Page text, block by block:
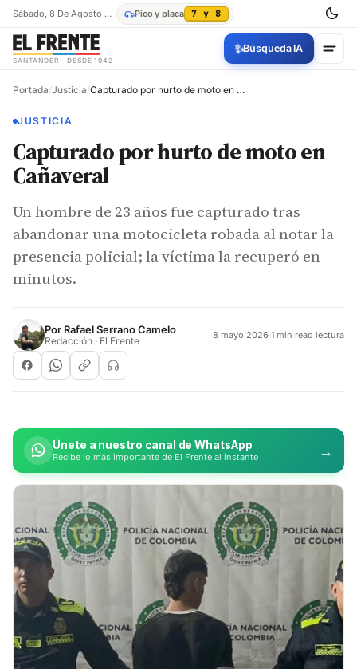
Sábado, 8 De Agosto De 2026 Pico y placa 7 y 8
SANTANDER · DESDE 1942
✨Búsqueda IA
Portada/Justicia/ Capturado por hurto de moto en Cañaveral
JUSTICIA
Capturado por hurto de moto en
Cañaveral
Un hombre de 23 años fue capturado tras
abandonar una motocicleta robada al notar la
presencia policial; la víctima la recuperó en
minutos.
Por Rafael Serrano Camelo
Redacción · El Frente 8 mayo 2026·1 min read lectura
Únete a nuestro canal de WhatsApp
Recibe lo más importante de El Frente al instante →